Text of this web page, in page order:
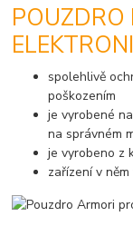
POUZDRO
spolehlivě
poškozením
je vyrobené
na správném
je vyrobeno z
zařízení v